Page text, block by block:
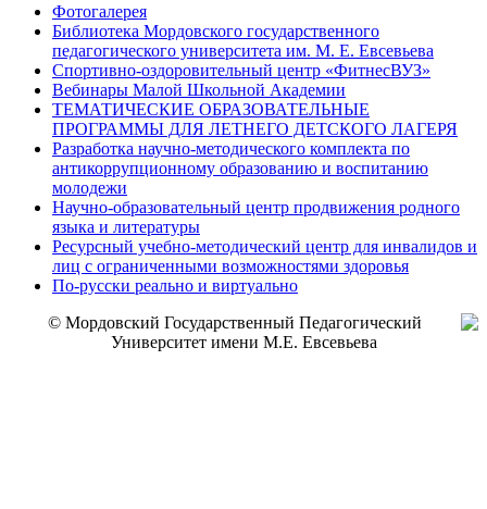
Фотогалерея
Библиотека Мордовского государственного
педагогического университета им. М. Е. Евсевьева
Спортивно-оздоровительный центр «ФитнесВУЗ»
Вебинары Малой Школьной Академии
ТЕМАТИЧЕСКИЕ ОБРАЗОВАТЕЛЬНЫЕ
ПРОГРАММЫ ДЛЯ ЛЕТНЕГО ДЕТСКОГО ЛАГЕРЯ
Разработка научно-методического комплекта по
антикоррупционному образованию и воспитанию
молодежи
Научно-образовательный центр продвижения родного
языка и литературы
Ресурсный учебно-методический центр для инвалидов и
лиц с ограниченными возможностями здоровья
По-русски реально и виртуально
© Мордовский Государственный Педагогический
Университет имени М.Е. Евсевьева